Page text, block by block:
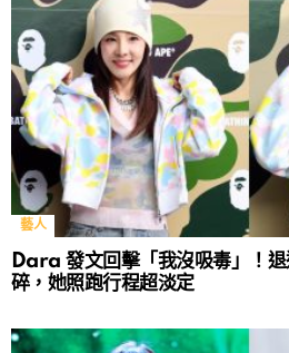
藝人
Dara 發文回擊「我沒吸毒」！
碎，她照跑行程超淡定